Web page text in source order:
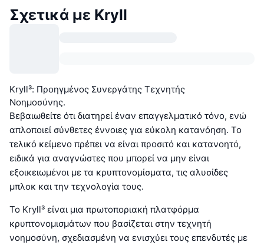
Σχετικά με Kryll
Kryll³: Προηγμένος Συνεργάτης Τεχνητής
Νοημοσύνης.
Βεβαιωθείτε ότι διατηρεί έναν επαγγελματικό τόνο, ενώ
απλοποιεί σύνθετες έννοιες για εύκολη κατανόηση. Το
τελικό κείμενο πρέπει να είναι προσιτό και κατανοητό,
ειδικά για αναγνώστες που μπορεί να μην είναι
εξοικειωμένοι με τα κρυπτονομίσματα, τις αλυσίδες
μπλοκ και την τεχνολογία τους.
Το Kryll³ είναι μια πρωτοποριακή πλατφόρμα
κρυπτονομισμάτων που βασίζεται στην τεχνητή
νοημοσύνη, σχεδιασμένη να ενισχύει τους επενδυτές με